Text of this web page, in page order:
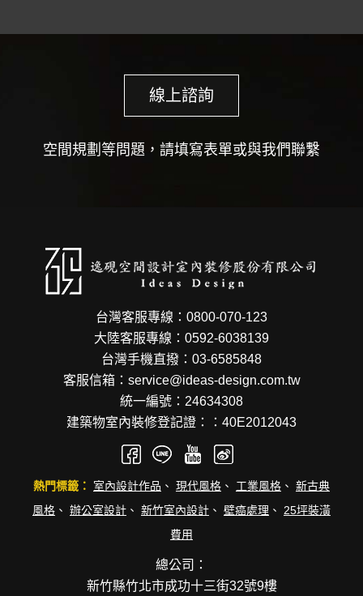
線上諮詢
空間規劃等問題，請填寫表單或與我們聯繫
台灣客服專線：0800-070-123
大陸客服專線：0592-6038139
台灣手機直撥：03-6585848
客服信箱：service@ideas-design.com.tw
統一編號：24634308
建築物室內裝修登記證：：40E2012043
熱門標籤： 室內設計作品 、 現代風格 、 工業風格 、 新古典
風格 、 辦公室設計 、 新竹室內設計 、 壁癌處理 、 25坪裝潢
費用
總公司：
新竹縣竹北市成功十三街32號9樓